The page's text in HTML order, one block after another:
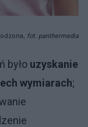
fot. panthermedia
było uzyskanie
wymiarach;